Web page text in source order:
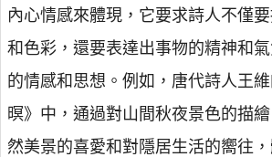
內心情感來體現，它要求詩人不僅
和色彩，還要表達出事物的精神和
的情感和思想。例如，唐代詩人王
暝》中，通過對山間秋夜景色的描
然美景的喜愛和對隱居生活的嚮往